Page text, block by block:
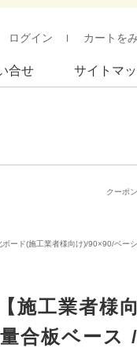
ログイン カートを
合せ サイトマ
クーポ
ボード(施工業者様向け)/90×90/ベー
施工業者様
合板ベース